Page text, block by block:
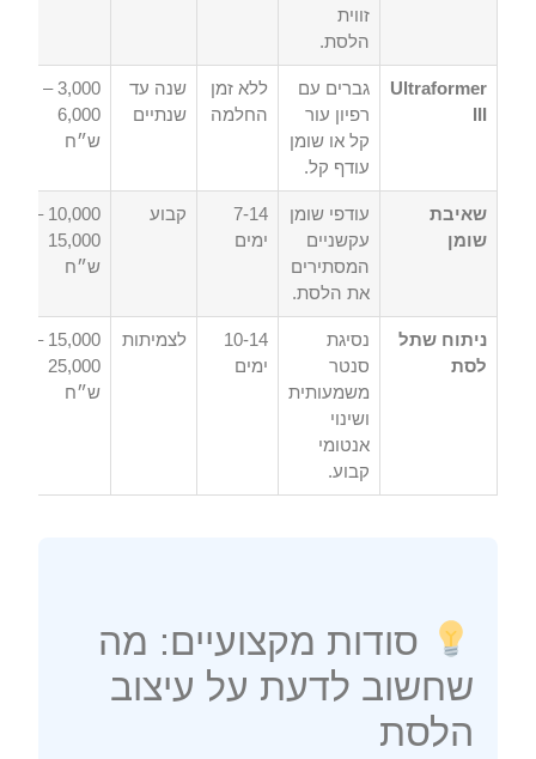
זווית
הלסת.
Ultraformer
III
גברים עם
רפיון עור
קל או שומן
עודף קל.
ללא זמן
החלמה
שנה עד
שנתיים
3,000 –
6,000
ש״ח
שאיבת
שומן
עודפי שומן
עקשניים
המסתירים
את הלסת.
7-14
ימים
קבוע
10,000 –
15,000
ש״ח
ניתוח שתל
לסת
נסיגת
סנטר
משמעותית
ושינוי
אנטומי
קבוע.
10-14
ימים
לצמיתות
15,000 –
25,000
ש״ח
סודות מקצועיים: מה
שחשוב לדעת על עיצוב
הלסת